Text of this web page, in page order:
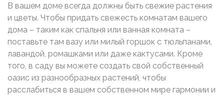
В вашем доме всегда должны быть свежие растения
и цветы. Чтобы придать свежесть комнатам вашего
дома – таким как спальня или ванная комната –
поставьте там вазу или милый горшок с тюльпанами,
лавандой, ромашками или даже кактусами. Кроме
того, в саду вы можете создать свой собственный
оазис из разнообразных растений, чтобы
расслабиться в вашем собственном мире гармонии и